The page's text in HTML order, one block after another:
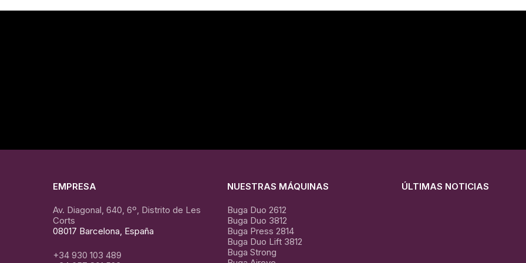
EMPRESA
Av. Diagonal, 640, 6º, Distrito de Les
Corts
08017 Barcelona, España
+34 930 103 489
NUESTRAS MÁQUINAS
Buga Duo 2612
Buga Duo 3812
Buga Press 2814
Buga Duo Lift 3812
Buga Strong
ÚLTIMAS NOTICIAS